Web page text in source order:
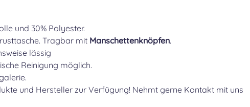
und 30% Polyester.
Tragbar mit Manschettenknöpfen.
lässig
Reinigung möglich.
und Hersteller zur Verfügung! Nehmt gerne Kontakt mit uns